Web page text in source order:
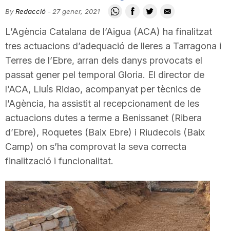
i
u
t
a
e
By Redacció - 27 gener, 2021
L’Agència Catalana de l’Aigua (ACA) ha finalitzat
tres actuacions d’adequació de lleres a Tarragona i
Terres de l’Ebre, arran dels danys provocats el
passat gener pel temporal Gloria. El director de
l’ACA, Lluís Ridao, acompanyat per tècnics de
l’Agència, ha assistit al recepcionament de les
actuacions dutes a terme a Benissanet (Ribera
d’Ebre), Roquetes (Baix Ebre) i Riudecols (Baix
Camp) on s’ha comprovat la seva correcta
finalització i funcionalitat.